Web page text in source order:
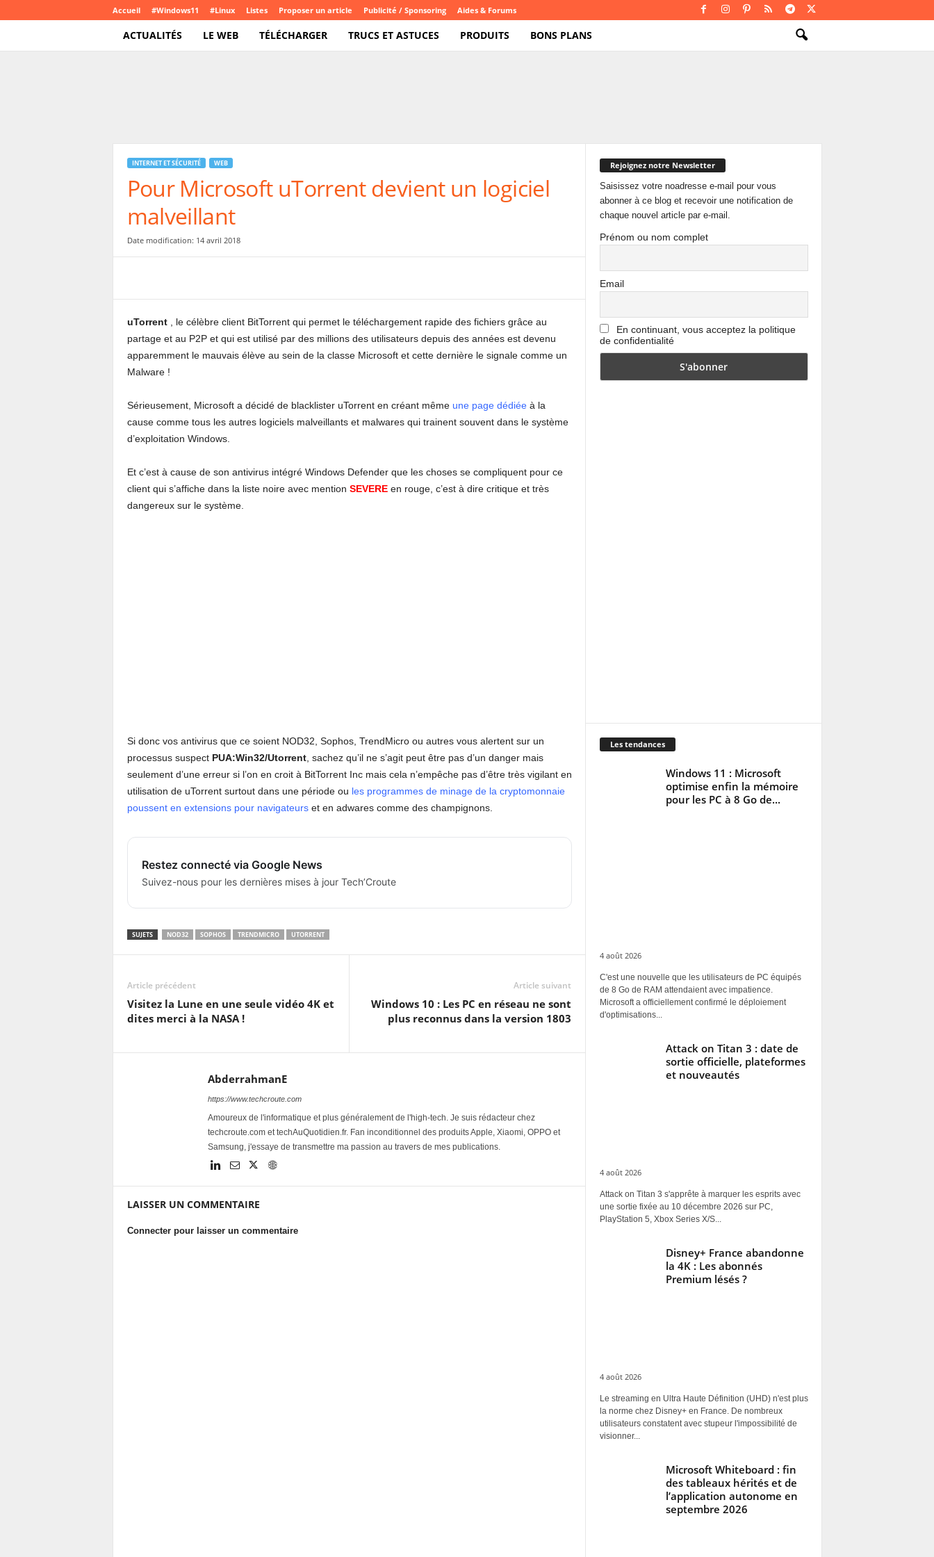
Accueil #Windows11 #Linux Listes Proposer un article Publicité / Sponsoring Aides & Forums
ACTUALITÉS LE WEB TÉLÉCHARGER TRUCS ET ASTUCES PRODUITS BONS PLANS
INTERNET ET SÉCURITÉ WEB
Pour Microsoft uTorrent devient un logiciel
malveillant
Date modification: 14 avril 2018
uTorrent, le célèbre client BitTorrent qui permet le téléchargement rapide des fichiers grâce au
partage et au P2P et qui est utilisé par des millions des utilisateurs depuis des années est devenu
apparemment le mauvais élève au sein de la classe Microsoft et cette dernière le signale comme un
Malware !
Sérieusement, Microsoft a décidé de blacklister uTorrent en créant même une page dédiéeà la
cause comme tous les autres logiciels malveillants et malwares qui trainent souvent dans le système
d’exploitation Windows.
Et c’est à cause de son antivirus intégré Windows Defender que les choses se compliquent pour ce
client qui s’affiche dans la liste noire avec mention SEVEREen rouge, c’est à dire critique et très
dangereux sur le système.
Si donc vos antivirus que ce soient NOD32, Sophos, TrendMicro ou autres vous alertent sur un
processus suspect PUA:Win32/Utorrent, sachez qu’il ne s’agit peut être pas d’un danger mais
seulement d’une erreur si l’on en croit à BitTorrent Inc mais cela n’empêche pas d’être très vigilant en
utilisation de uTorrent surtout dans une période ou les programmes de minage de la cryptomonnaie
poussent en extensions pour navigateurset en adwares comme des champignons.
Restez connecté via Google News
Suivez-nous pour les dernières mises à jour Tech’Croute
SUJETS NOD32 SOPHOS TRENDMICRO UTORRENT
Article précédent
Visitez la Lune en une seule vidéo 4K et
dites merci à la NASA !
Article suivant
Windows 10 : Les PC en réseau ne sont
plus reconnus dans la version 1803
AbderrahmanE
https://www.techcroute.com
Amoureux de l'informatique et plus généralement de l'high-tech. Je suis rédacteur chez
techcroute.com et techAuQuotidien.fr. Fan inconditionnel des produits Apple, Xiaomi, OPPO et
Samsung, j'essaye de transmettre ma passion au travers de mes publications.
LAISSER UN COMMENTAIRE
Connecter pour laisser un commentaire
Rejoignez notre Newsletter
Saisissez votre noadresse e-mail pour vous
abonner à ce blog et recevoir une notification de
chaque nouvel article par e-mail.
Prénom ou nom complet
Email
En continuant, vous acceptez la politique
de confidentialité
Les tendances
Windows 11 : Microsoft
optimise enfin la mémoire
pour les PC à 8 Go de...
4 août 2026
C'est une nouvelle que les utilisateurs de PC équipés
de 8 Go de RAM attendaient avec impatience.
Microsoft a officiellement confirmé le déploiement
d'optimisations...
Attack on Titan 3 : date de
sortie officielle, plateformes
et nouveautés
4 août 2026
Attack on Titan 3 s'apprête à marquer les esprits avec
une sortie fixée au 10 décembre 2026 sur PC,
PlayStation 5, Xbox Series X/S...
Disney+ France abandonne
la 4K : Les abonnés
Premium lésés ?
4 août 2026
Le streaming en Ultra Haute Définition (UHD) n'est plus
la norme chez Disney+ en France. De nombreux
utilisateurs constatent avec stupeur l'impossibilité de
visionner...
Microsoft Whiteboard : fin
des tableaux hérités et de
l’application autonome en
septembre 2026